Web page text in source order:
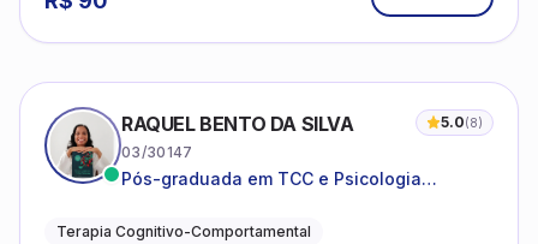
RAQUEL BENTO DA SILVA 5.0(8)
03/30147
Pós-graduada em TCC e Psicologia
Terapia Cognitivo-Comportamental